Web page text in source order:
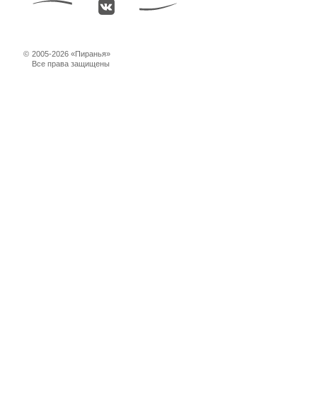
© 2005-2026 «Пиранья»
Все права защищены